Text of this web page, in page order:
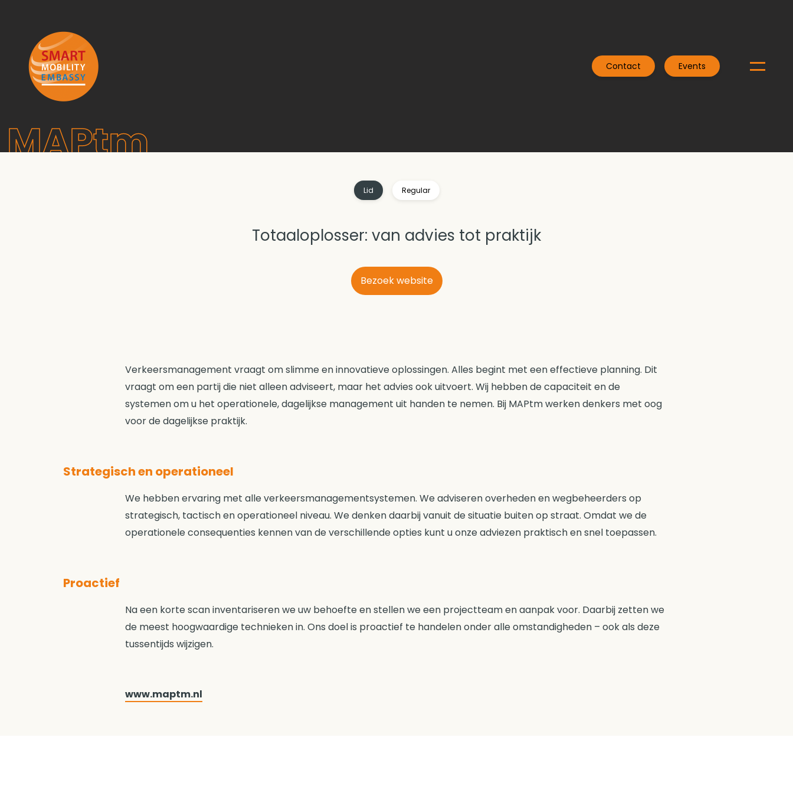
Contact Events
MAPtm
Lid Regular
Totaaloplosser: van advies tot praktijk
Bezoek website
Verkeersmanagement vraagt om slimme en innovatieve oplossingen. Alles begint met een effectieve planning. Dit
vraagt om een partij die niet alleen adviseert, maar het advies ook uitvoert. Wij hebben de capaciteit en de
systemen om u het operationele, dagelijkse management uit handen te nemen. Bij MAPtm werken denkers met oog
voor de dagelijkse praktijk.
Strategisch en operationeel
We hebben ervaring met alle verkeersmanagementsystemen. We adviseren overheden en wegbeheerders op
strategisch, tactisch en operationeel niveau. We denken daarbij vanuit de situatie buiten op straat. Omdat we de
operationele consequenties kennen van de verschillende opties kunt u onze adviezen praktisch en snel toepassen.
Proactief
Na een korte scan inventariseren we uw behoefte en stellen we een projectteam en aanpak voor. Daarbij zetten we
de meest hoogwaardige technieken in. Ons doel is proactief te handelen onder alle omstandigheden – ook als deze
tussentijds wijzigen.
www.maptm.nl